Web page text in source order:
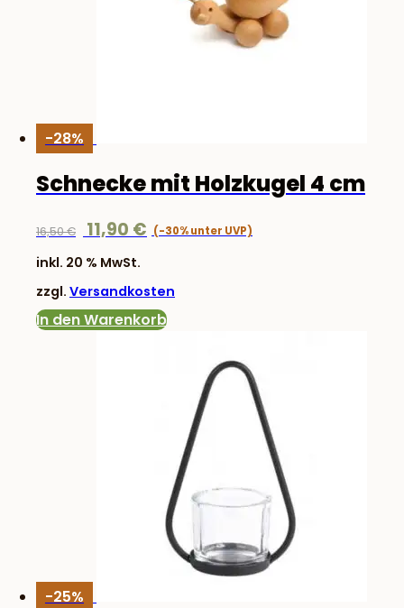
-28%
Schnecke mit Holzkugel 4 cm
16,50€
Ursprünglicher
war:
16,50 €
11,90€
inkl. 20 % MwSt.
zzgl. Versandkosten
In den Warenkorb
-25%